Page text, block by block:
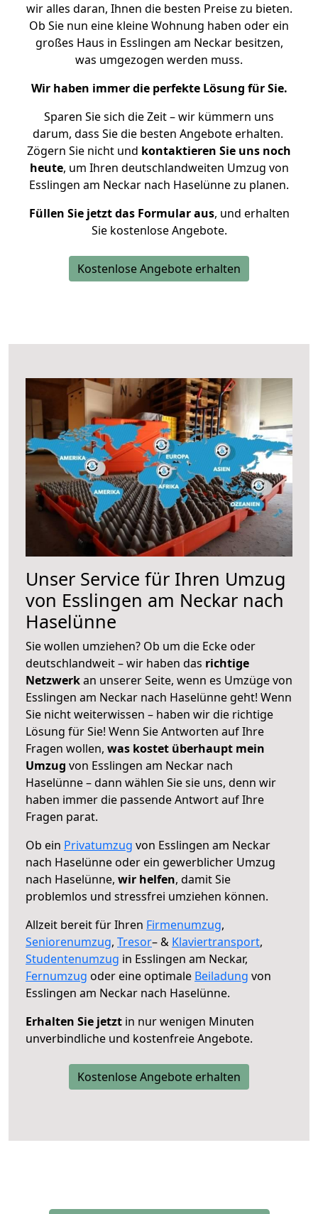
wir alles daran, Ihnen die besten Preise zu bieten.
Ob Sie nun eine kleine Wohnung haben oder ein
großes Haus in Esslingen am Neckar besitzen,
was umgezogen werden muss.
Wir haben immer die perfekte Lösung für Sie.
Sparen Sie sich die Zeit – wir kümmern uns
darum, dass Sie die besten Angebote erhalten.
Zögern Sie nicht und kontaktieren Sie uns noch
heute, um Ihren deutschlandweiten Umzug von
Esslingen am Neckar nach Haselünne zu planen.
Füllen Sie jetzt das Formular aus, und erhalten
Sie kostenlose Angebote.
Kostenlose Angebote erhalten
Unser Service für Ihren Umzug
von Esslingen am Neckar nach
Haselünne
Sie wollen umziehen? Ob um die Ecke oder
deutschlandweit – wir haben das richtige
Netzwerkan unserer Seite, wenn es Umzüge von
Esslingen am Neckar nach Haselünne geht! Wenn
Sie nicht weiterwissen – haben wir die richtige
Lösung für Sie! Wenn Sie Antworten auf Ihre
Fragen wollen, was kostet überhaupt mein
Umzug von Esslingen am Neckar nach
Haselünne – dann wählen Sie sie uns, denn wir
haben immer die passende Antwort auf Ihre
Fragen parat.
Ob ein Privatumzug von Esslingen am Neckar
nach Haselünne oder ein gewerblicher Umzug
nach Haselünne, wir helfen, damit Sie
problemlos und stressfrei umziehen können.
Allzeit bereit für Ihren Firmenumzug,
Seniorenumzug, Tresor– & Klaviertransport,
Studentenumzug in Esslingen am Neckar,
Fernumzug oder eine optimale Beiladung von
Esslingen am Neckar nach Haselünne.
Erhalten Sie jetzt in nur wenigen Minuten
unverbindliche und kostenfreie Angebote.
Kostenlose Angebote erhalten